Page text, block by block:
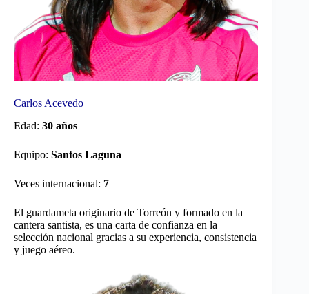
Carlos Acevedo
Edad: 30 años
Equipo: Santos Laguna
Veces internacional: 7
El guardameta originario de Torreón y formado en la
cantera santista, es una carta de confianza en la
selección nacional gracias a su experiencia, consistencia
y juego aéreo.